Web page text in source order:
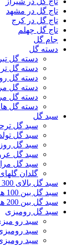
تاج گل در مشهد
تاج گل در کرج
تاج گل چهلم
جام گل
دسته گل
دسته گل
دسته گل
دسته گل
دسته گل
دسته گل
دسته گل
سبد گل
سبد گل
سبد گل
سبد گل روز
سبد گل
سبد گل
گلدان
سبد گل بالای 300 هزار تومان
سبد گل بین 100 هزار تومن تا 200 هزار تومن
سبد گل بین 200 هزار تومان تا 300 هزار تومان
سبد گل رومیزی
سبد رو
سبد
سبد